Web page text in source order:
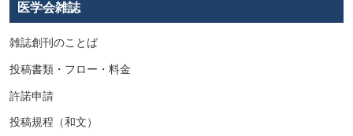
医学会雑誌
雑誌創刊のことば
投稿書類・フロー・料金
許諾申請
投稿規程（和文）